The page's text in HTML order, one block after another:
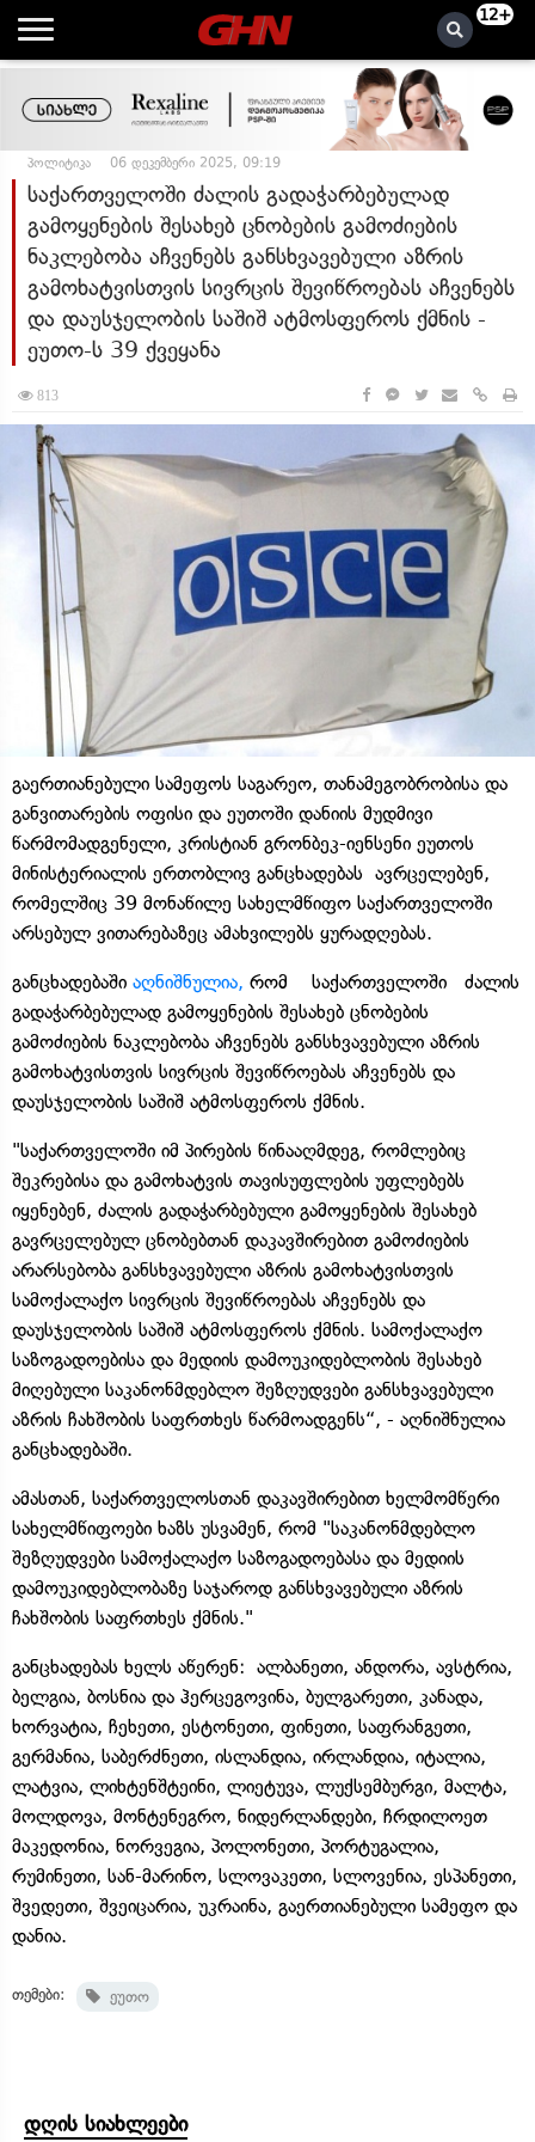
12+
პოლიტიკა 06 დეკემბერი 2025, 09:19
საქართველოში ძალის გადაჭარბებულად
გამოყენების შესახებ ცნობების გამოძიების
ნაკლებობა აჩვენებს განსხვავებული აზრის
გამოხატვისთვის სივრცის შევიწროებას აჩვენებს
და დაუსჯელობის საშიშ ატმოსფეროს ქმნის -
ეუთო-ს 39 ქვეყანა
813
გაერთიანებული სამეფოს საგარეო, თანამეგობრობისა და
განვითარების ოფისი და ეუთოში დანიის მუდმივი
წარმომადგენელი, კრისტიან გრონბეკ-იენსენი ეუთოს
მინისტერიალის ერთობლივ განცხადებას ავრცელებენ,
რომელშიც 39 მონაწილე სახელმწიფო საქართველოში
არსებულ ვითარებაზეც ამახვილებს ყურადღებას.
განცხადებაში აღნიშნულია, რომ საქართველოში ძალის
გადაჭარბებულად გამოყენების შესახებ ცნობების
გამოძიების ნაკლებობა აჩვენებს განსხვავებული აზრის
გამოხატვისთვის სივრცის შევიწროებას აჩვენებს და
დაუსჯელობის საშიშ ატმოსფეროს ქმნის.
"საქართველოში იმ პირების წინააღმდეგ, რომლებიც
შეკრებისა და გამოხატვის თავისუფლების უფლებებს
იყენებენ, ძალის გადაჭარბებული გამოყენების შესახებ
გავრცელებულ ცნობებთან დაკავშირებით გამოძიების
არარსებობა განსხვავებული აზრის გამოხატვისთვის
სამოქალაქო სივრცის შევიწროებას აჩვენებს და
დაუსჯელობის საშიშ ატმოსფეროს ქმნის. სამოქალაქო
საზოგადოებისა და მედიის დამოუკიდებლობის შესახებ
მიღებული საკანონმდებლო შეზღუდვები განსხვავებული
აზრის ჩახშობის საფრთხეს წარმოადგენს“, - აღნიშნულია
განცხადებაში.
ამასთან, საქართველოსთან დაკავშირებით ხელმომწერი
სახელმწიფოები ხაზს უსვამენ, რომ "საკანონმდებლო
შეზღუდვები სამოქალაქო საზოგადოებასა და მედიის
დამოუკიდებლობაზე საჯაროდ განსხვავებული აზრის
ჩახშობის საფრთხეს ქმნის."
განცხადებას ხელს აწერენ: ალბანეთი, ანდორა, ავსტრია,
ბელგია, ბოსნია და ჰერცეგოვინა, ბულგარეთი, კანადა,
ხორვატია, ჩეხეთი, ესტონეთი, ფინეთი, საფრანგეთი,
გერმანია, საბერძნეთი, ისლანდია, ირლანდია, იტალია,
ლატვია, ლიხტენშტეინი, ლიეტუვა, ლუქსემბურგი, მალტა,
მოლდოვა, მონტენეგრო, ნიდერლანდები, ჩრდილოეთ
მაკედონია, ნორვეგია, პოლონეთი, პორტუგალია,
რუმინეთი, სან-მარინო, სლოვაკეთი, სლოვენია, ესპანეთი,
შვედეთი, შვეიცარია, უკრაინა, გაერთიანებული სამეფო და
დანია.
თემები: ეუთო
დღის სიახლეები